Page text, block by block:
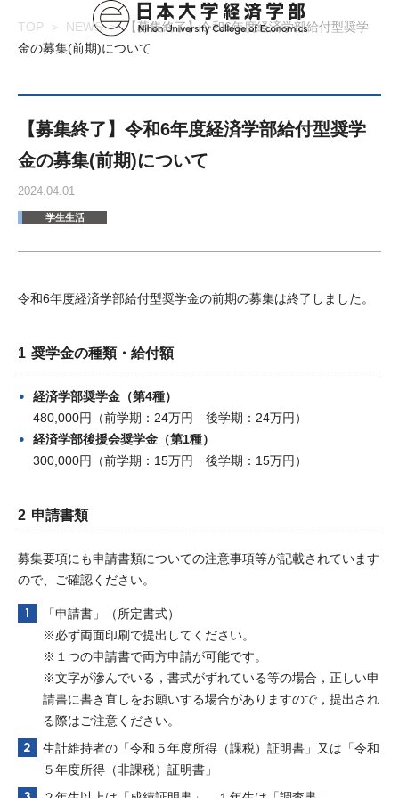
TOP NEWS
【募集終了】令和6年度経済学部給付型奨学
金の募集(前期)について
【募集終了】令和6年度経済学部給付型奨学
金の募集(前期)について
2024.04.01
学生生活
令和6年度経済学部給付型奨学金の前期の募集は終了しました。
奨学金の種類・給付額
経済学部奨学金（第4種）
480,000円（前学期：24万円 後学期：24万円）
経済学部後援会奨学金（第1種）
300,000円（前学期：15万円 後学期：15万円）
申請書類
募集要項にも申請書類についての注意事項等が記載されています
ので、ご確認ください。
「申請書」（所定書式）
※必ず両面印刷で提出してください。
※１つの申請書で両方申請が可能です。
※文字が滲んでいる，書式がずれている等の場合，正しい申
請書に書き直しをお願いする場合がありますので，提出され
る際はご注意ください。
生計維持者の「令和５年度所得（課税）証明書」又は「令和
５年度所得（非課税）証明書」